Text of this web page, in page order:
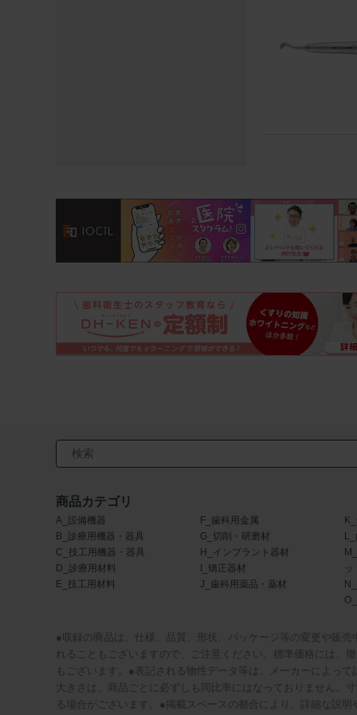
検索キーワード入力
商品カテゴリ
A_設備機器
B_診療用機器・器具
C_技工用機器・器具
D_診療用材料
E_技工用材料
F_歯科用金属
G_切削・研磨材
H_インプラント器材
I_矯正器材
J_歯科用薬品・薬材
ッ
●収録の商品は、仕様、品質、形状、パッケージ等の変更や販
れることもございますので、ご注意ください。標準価格には、
もございます。●表記される物性データ等は、メーカーによっ
大きさは、商品ごとに必ずしも同比率にはなっておりません。
る場合がございます。●掲載スペースの都合により、詳細な説